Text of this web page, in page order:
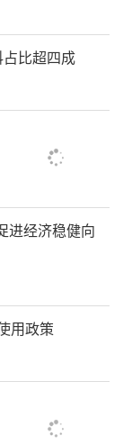
比超四成
经济稳健向
用政策